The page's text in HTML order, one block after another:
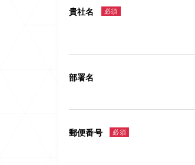
貴社名 必須
部署名
郵便番号 必須